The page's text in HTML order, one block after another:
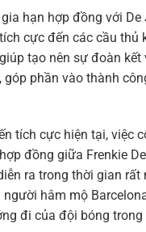
hạn hợp đồng với
cực đến các cầu thủ
tạo nên sự đoàn kết
phần vào thành
tích cực hiện tại, việc
đồng giữa Frenkie
ra trong thời gian rất
hâm mộ
đi của đội bóng